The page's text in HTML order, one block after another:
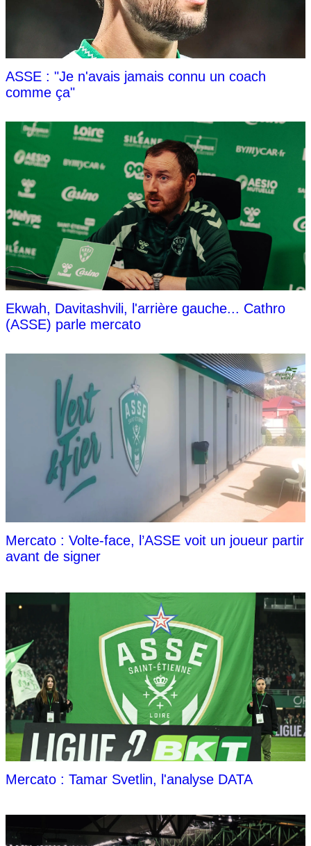
ASSE : "Je n'avais jamais connu un coach
comme ça"
Ekwah, Davitashvili, l'arrière gauche... Cathro
(ASSE) parle mercato
Mercato : Volte-face, l’ASSE voit un joueur partir
avant de signer
Mercato : Tamar Svetlin, l'analyse DATA